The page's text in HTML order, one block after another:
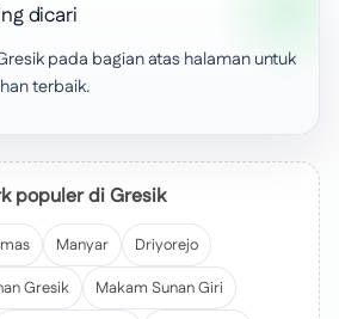
dicari
pada bagian atas halaman untuk
terbaik.
populer di Gresik
Manyar
Driyorejo
Gresik
Makam Sunan Giri